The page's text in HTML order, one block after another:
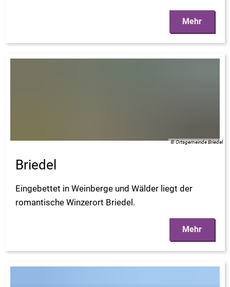
Mehr
© Ortsgemeinde Briedel
Briedel
Eingebettet in Weinberge und Wälder liegt der
romantische Winzerort Briedel.
Mehr